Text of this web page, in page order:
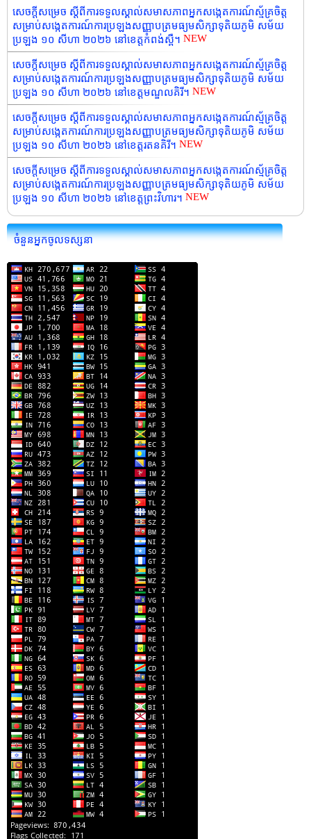
សេចក្តីសម្រេច ស្តីពីការទទួលស្គាល់សមាសភាពអ្នកសង្កេតការណ៍ស្ម័គ្រចិត្ត
សម្រាប់សង្កេតការណ៍ការប្រឡងសញ្ញាបត្រមធ្យមសិក្សាទុតិយភូមិ សម័យ
ប្រឡង ១០ សីហា ២០២៦ នៅខេត្តកំពង់ស្ពឺ។ NEW
សេចក្តីសម្រេច ស្តីពីការទទួលស្គាល់សមាសភាពអ្នកសង្កេតការណ៍ស្ម័គ្រចិត្ត
សម្រាប់សង្កេតការណ៍ការប្រឡងសញ្ញាបត្រមធ្យមសិក្សាទុតិយភូមិ សម័យ
ប្រឡង ១០ សីហា ២០២៦ នៅខេត្តមណ្ឌលគិរី។ NEW
សេចក្តីសម្រេច ស្តីពីការទទួលស្គាល់សមាសភាពអ្នកសង្កេតការណ៍ស្ម័គ្រចិត្ត
សម្រាប់សង្កេតការណ៍ការប្រឡងសញ្ញាបត្រមធ្យមសិក្សាទុតិយភូមិ សម័យ
ប្រឡង ១០ សីហា ២០២៦ នៅខេត្តរតនគិរី។ NEW
សេចក្តីសម្រេច ស្តីពីការទទួលស្គាល់សមាសភាពអ្នកសង្កេតការណ៍ស្ម័គ្រចិត្ត
សម្រាប់សង្កេតការណ៍ការប្រឡងសញ្ញាបត្រមធ្យមសិក្សាទុតិយភូមិ សម័យ
ប្រឡង ១០ សីហា ២០២៦ នៅខេត្តព្រះវិហារ។ NEW
ចំនួនអ្នកចូលទស្សនា